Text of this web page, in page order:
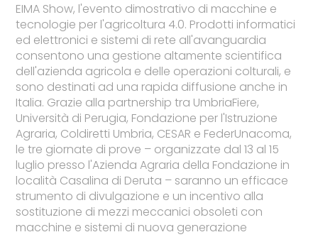
EIMA Show, l'evento dimostrativo di macchine e
tecnologie per l'agricoltura 4.0. Prodotti informatici
ed elettronici e sistemi di rete all'avanguardia
consentono una gestione altamente scientifica
dell'azienda agricola e delle operazioni colturali, e
sono destinati ad una rapida diffusione anche in
Italia. Grazie alla partnership tra UmbriaFiere,
Università di Perugia, Fondazione per l'Istruzione
Agraria, Coldiretti Umbria, CESAR e FederUnacoma,
le tre giornate di prove – organizzate dal 13 al 15
luglio presso l'Azienda Agraria della Fondazione in
località Casalina di Deruta – saranno un efficace
strumento di divulgazione e un incentivo alla
sostituzione di mezzi meccanici obsoleti con
macchine e sistemi di nuova generazione